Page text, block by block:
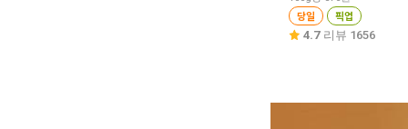
당일 픽업
4.7 리뷰 1656